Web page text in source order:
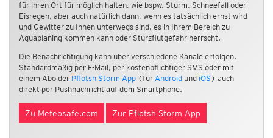
für ihren Ort für möglich halten, wie bspw. Sturm, Schneefall oder
Eisregen, aber auch natürlich dann, wenn es tatsächlich ernst wird
und Gewitter zu Ihnen unterwegs sind, es in Ihrem Bereich zu
Aquaplaning kommen kann oder Sturzflutgefahr herrscht.
Die Benachrichtigung kann über verschiedene Kanäle erfolgen.
Standardmäßig per E-Mail, per kostenpflichtiger SMS oder mit
einem Abo der Pflotsh Storm App (für Android und iOS ) auch
direkt per Pushnachricht auf dem Smartphone.
Zu Meteosafe.com Zur Pflotsh Storm App